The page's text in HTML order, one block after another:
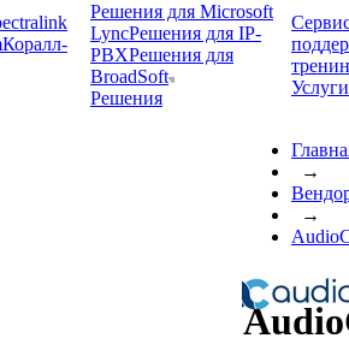
Коралл-
Решения для Microsoft
LyncРешения для IP-
PBXРешения для
BroadSoft
Решения
Услуги
→
→